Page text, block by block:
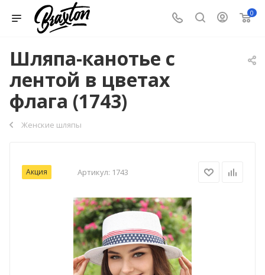
0
Шляпа-канотье с
лентой в цветах
флага (1743)
Женские шляпы
Акция Артикул: 1743